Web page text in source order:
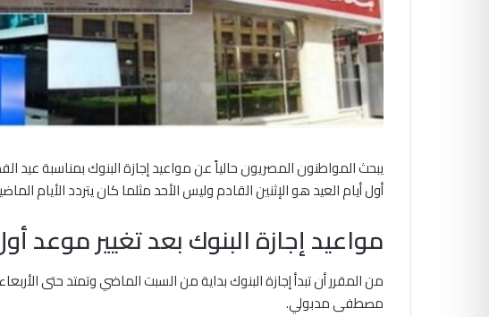
يبحث المواطنون المصريون حالياً عن مواعيد إجازة البنوك بمناسبة عيد
أول أيام العيد هو الإثنين القادم وليس الأحد مثلما كان يتردد الأيام
مواعيد إجازة البنوك بعد تغيير موعد
من المقرر أن تبدأ إجازة البنوك بداية من السبت الماضي وتمتد حتى
مصطفى مدبولي.